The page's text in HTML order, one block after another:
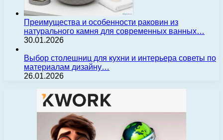
Преимущества и особенности раковин из
натурального камня для современных ванных…
30.01.2026
Выбор столешниц для кухни и интерьера советы по
материалам дизайну…
26.01.2026